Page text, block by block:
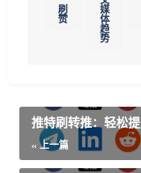
刷
赞
媒
体
趋
势
推特刷转推：轻松
« 上一篇